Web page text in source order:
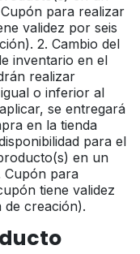
para realizar
validez por seis
2. Cambio del
inventario en el
realizar
o inferior al
se entregará
en la tienda
para el
en un
Cupón para
tiene validez
de creación).